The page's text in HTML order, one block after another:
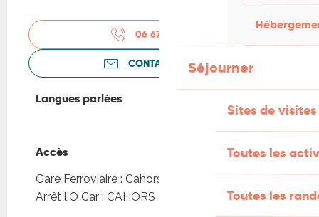
Séjourner
Sites de visites
Toutes les
Toutes les
06 67 40 32
CONTACTEZ-NOUS
Langues parlées
Langues parlées
Accès
Accès
Gare Ferroviaire : Cahors à 884m
Arrêt liO Car : CAHORS - De Gaulle à 772m